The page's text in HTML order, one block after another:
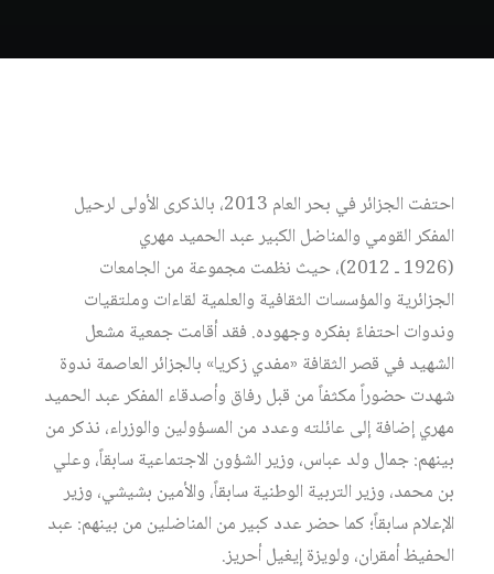
احتفت الجزائر في بحر العام 2013، بالذكرى الأولى لرحيل
المفكر القومي والمناضل الكبير عبد الحميد مهري
(1926 ـ 2012)، حيث نظمت مجموعة من الجامعات
الجزائرية والمؤسسات الثقافية والعلمية لقاءات وملتقيات
وندوات احتفاءً بفكره وجهوده. فقد أقامت جمعية مشعل
الشهيد في قصر الثقافة «مفدي زكريا» بالجزائر العاصمة ندوة
شهدت حضوراً مكثفاً من قبل رفاق وأصدقاء المفكر عبد الحميد
مهري إضافة إلى عائلته وعدد من المسؤولين والوزراء، نذكر من
بينهم: جمال ولد عباس، وزير الشؤون الاجتماعية سابقاً، وعلي
بن محمد، وزير التربية الوطنية سابقاً، والأمين بشيشي، وزير
الإعلام سابقاً؛ كما حضر عدد كبير من المناضلين من بينهم: عبد
الحفيظ أمقران، ولويزة إيغيل أحريز.